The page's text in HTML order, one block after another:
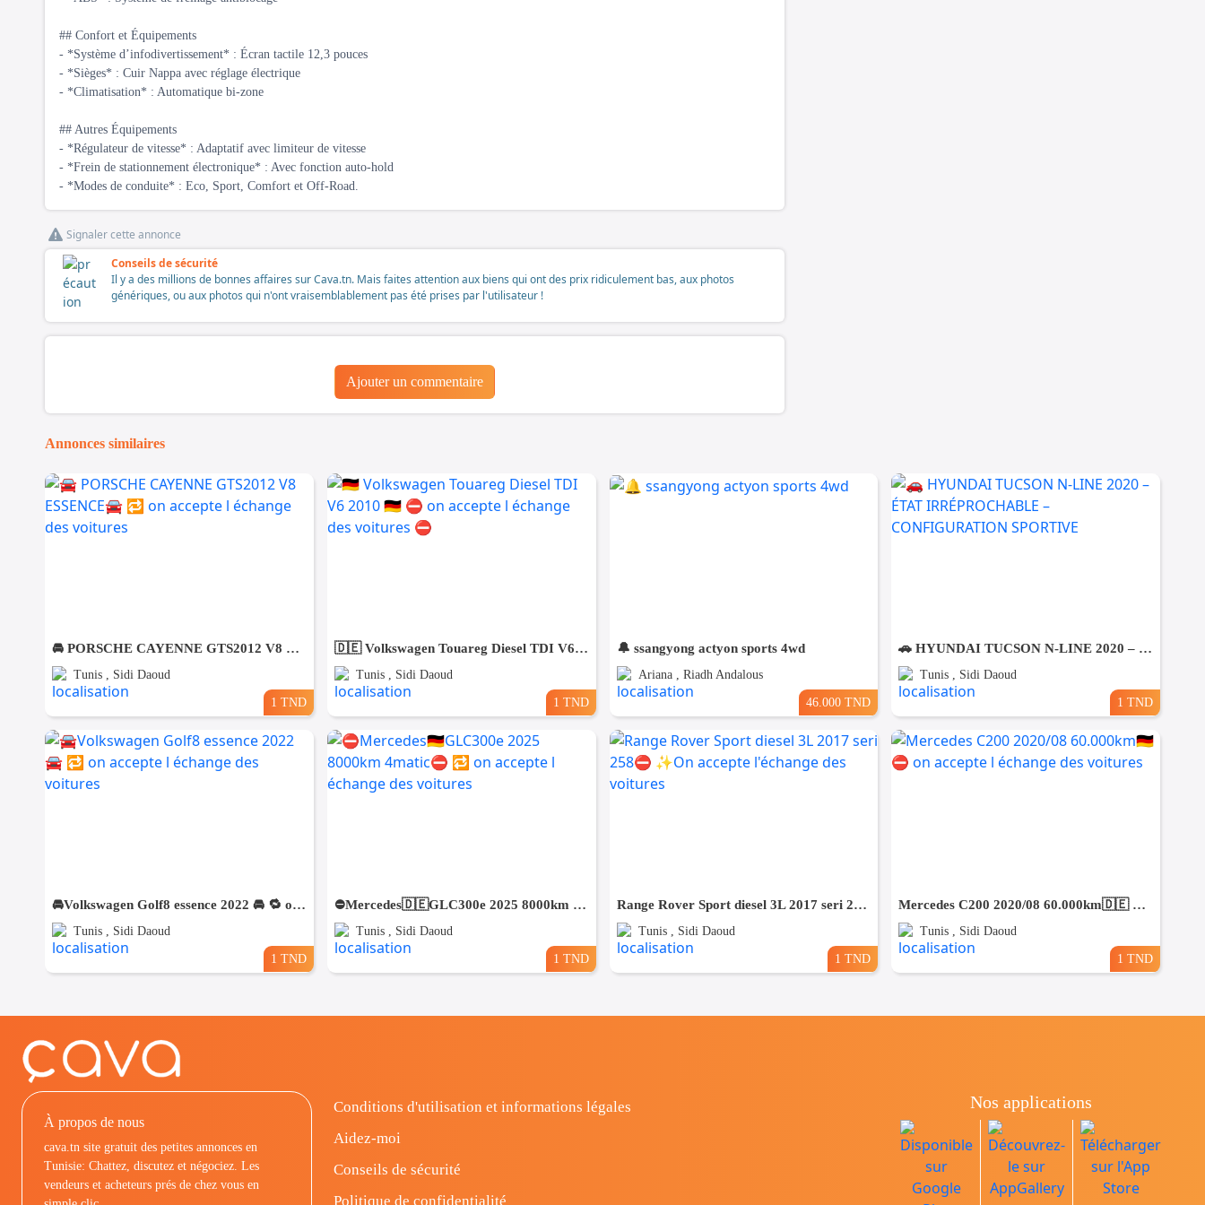
## Confort et Équipements
- *Système d’infodivertissement* : Écran tactile 12,3 pouces
- *Sièges* : Cuir Nappa avec réglage électrique
- *Climatisation* : Automatique bi-zone
## Autres Équipements
- *Régulateur de vitesse* : Adaptatif avec limiteur de vitesse
- *Frein de stationnement électronique* : Avec fonction auto-hold
- *Modes de conduite* : Eco, Sport, Comfort et Off-Road.
Signaler cette annonce
Conseils de sécurité
Il y a des millions de bonnes affaires sur Cava.tn. Mais faites attention aux biens qui ont des prix ridiculement bas, aux photos
génériques, ou aux photos qui n'ont vraisemblablement pas été prises par l'utilisateur !
Ajouter un commentaire
Annonces similaires
🚘 PORSCHE CAYENNE GTS2012 V8 ESSENCE🚘 🔁 on accepte l échange des voitures
Tunis , Sidi Daoud
1 TND
🇩🇪 Volkswagen Touareg Diesel TDI V6 2010 🇩🇪 ⛔️ on accepte l échange des voitures ⛔️
Tunis , Sidi Daoud
1 TND
🔔 ssangyong actyon sports 4wd
Ariana , Riadh Andalous
46.000 TND
🚗 HYUNDAI TUCSON N-LINE 2020 – ÉTAT IRRÉPROCHABLE – CONFIGURATION SPORTIVE
Tunis , Sidi Daoud
1 TND
🚘Volkswagen Golf8 essence 2022 🚘 🔁 on accepte l échange des voitures
Tunis , Sidi Daoud
1 TND
⛔️Mercedes🇩🇪GLC300e 2025 8000km 4matic⛔️ 🔁 on accepte l échange des voitures
Tunis , Sidi Daoud
1 TND
Range Rover Sport diesel 3L 2017 seri 258⛔️ ✨️On accepte l'échange des voitures
Tunis , Sidi Daoud
1 TND
Mercedes C200 2020/08 60.000km🇩🇪 ⛔️ on accepte l échange des voitures
Tunis , Sidi Daoud
1 TND
À propos de nous
cava.tn site gratuit des petites annonces en
Tunisie: Chattez, discutez et négociez. Les
vendeurs et acheteurs prés de chez vous en
Conditions d'utilisation et informations légales
Aidez-moi
Conseils de sécurité
Politique de confidentialité
Nos applications